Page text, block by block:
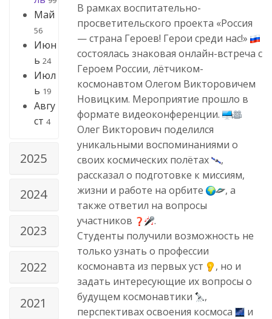
Май
56
Июн
ь 24
Июл
ь 19
Авгу
ст 4
2025
2024
2023
2022
2021
В рамках воспитательно-
просветительского проекта «Россия
— страна Героев! Герои среди нас!»
состоялась знаковая онлайн-встреча с
Героем России, лётчиком-
космонавтом Олегом Викторовичем
Новицким. Мероприятие прошло в
формате видеоконференции.
Олег Викторович поделился
уникальными воспоминаниями о
своих космических полётах
,
рассказал о подготовке к миссиям,
жизни и работе на орбите
, а
также ответил на вопросы
участников
.
Студенты получили возможность не
только узнать о профессии
космонавта из первых уст
, но и
задать интересующие их вопросы о
будущем космонавтики
,
перспективах освоения космоса
и